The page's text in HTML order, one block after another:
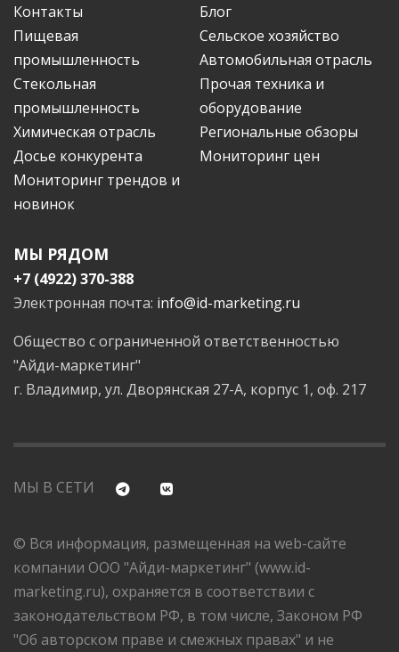
Контакты
Блог
Пищевая
промышленность
Сельское хозяйство
Автомобильная отрасль
Стекольная
промышленность
Прочая техника и
оборудование
Химическая отрасль
Региональные обзоры
Досье конкурента
Мониторинг цен
Мониторинг трендов и
новинок
МЫ РЯДОМ
+7 (4922) 370-388
Электронная почта: info@id-marketing.ru
Общество с ограниченной ответственностью
"Айди-маркетинг"
г. Владимир, ул. Дворянская 27-А, корпус 1, оф. 217
МЫ В СЕТИ
© Вся информация, размещенная на web-сайте
компании ООО "Айди-маркетинг" (www.id-
marketing.ru), охраняется в соответствии с
законодательством РФ, в том числе, Законом РФ
"Об авторском праве и смежных правах" и не